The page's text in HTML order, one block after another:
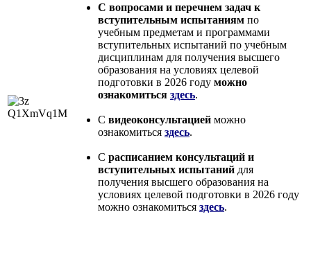
С вопросами и перечнем задач к
вступительным испытаниям по
учебным предметам и программами
вступительных испытаний по учебным
дисциплинам для получения высшего
образования на условиях целевой
подготовки в 2026 году можно
ознакомиться здесь.
С видеоконсультацией можно
ознакомиться здесь.
С расписанием консультаций и
вступительных испытаний для
получения высшего образования на
условиях целевой подготовки в 2026 году
можно ознакомиться здесь.